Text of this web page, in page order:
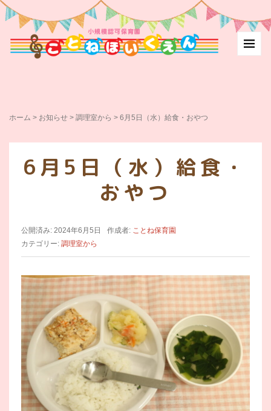
ホーム > お知らせ > 調理室から > 6月5日（水）給食・おやつ
6月5日（水）給食・
おやつ
公開済み: 2024年6月5日 作成者: ことね保育園
カテゴリー: 調理室から